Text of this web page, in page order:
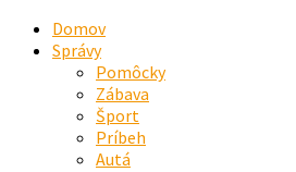
Domov
Správy
Pomôcky
Zábava
Šport
Príbeh
Autá